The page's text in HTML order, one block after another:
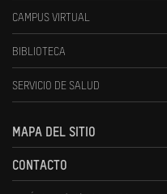
CAMPUS VIRTUAL
BIBLIOTECA
SERVICIO DE SALUD
MAPA DEL SITIO
CONTACTO